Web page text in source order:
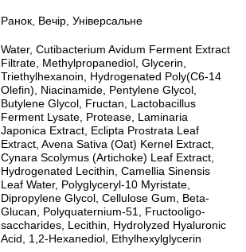
Ранок, Вечір, Універсальне
Water, Cutibacterium Avidum Ferment Extract
Filtrate, Methylpropanediol, Glycerin,
Triethylhexanoin, Hydrogenated Poly(C6-14
Olefin), Niacinamide, Pentylene Glycol,
Butylene Glycol, Fructan, Lactobacillus
Ferment Lysate, Protease, Laminaria
Japonica Extract, Eclipta Prostrata Leaf
Extract, Avena Sativa (Oat) Kernel Extract,
Cynara Scolymus (Artichoke) Leaf Extract,
Hydrogenated Lecithin, Camellia Sinensis
Leaf Water, Polyglyceryl-10 Myristate,
Dipropylene Glycol, Cellulose Gum, Beta-
Glucan, Polyquaternium-51, Fructooligo-
saccharides, Lecithin, Hydrolyzed Hyaluronic
Acid, 1,2-Hexanediol, Ethylhexylglycerin